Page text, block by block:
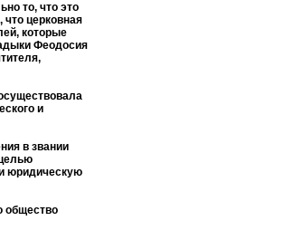
то, что это
церковная
которые
Феодосия
и
в звании
юридическую
общество